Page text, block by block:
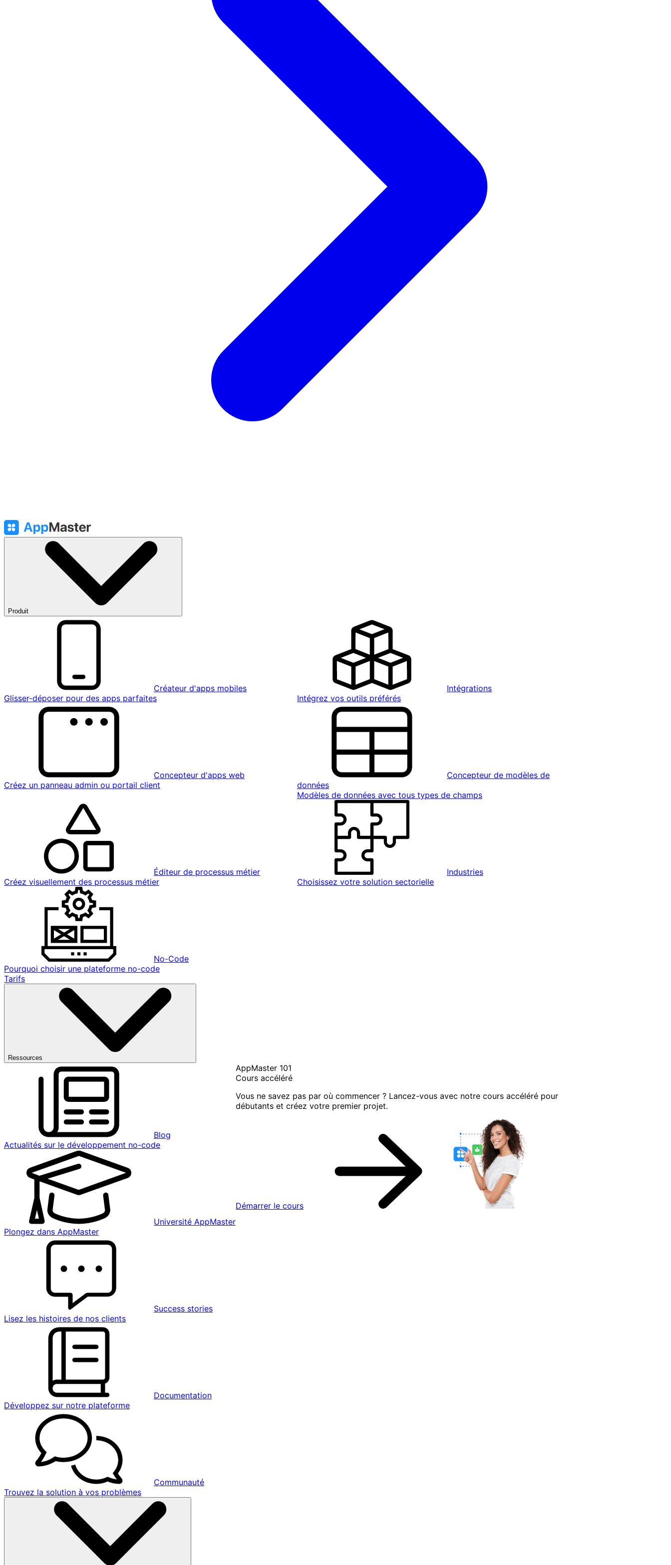
Produit
Créateur d'apps mobiles
Glisser-déposer pour des apps parfaites
Intégrations
Intégrez vos outils préférés
Concepteur d'apps web
Créez un panneau admin ou portail client
Concepteur de modèles de
données
Modèles de données avec tous types de champs
Éditeur de processus métier
Créez visuellement des processus métier
Industries
Choisissez votre solution sectorielle
No-Code
Pourquoi choisir une plateforme no-code
Tarifs
Ressources
Blog
Actualités sur le développement no-code
Université AppMaster
Plongez dans AppMaster
Success stories
Lisez les histoires de nos clients
Documentation
Développez sur notre plateforme
Communauté
Trouvez la solution à vos problèmes
AppMaster 101
Cours accéléré
Vous ne savez pas par où commencer ? Lancez-vous avec notre cours accéléré pour
débutants et créez votre premier projet.
Démarrer le cours